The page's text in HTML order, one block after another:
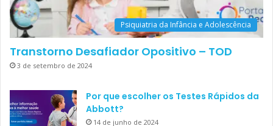
especialmente por ainda não haver clareza quanto aos
critérios diagnósticos utilizados nos estudos
observacionais. Entretanto, parece também haver uma
ampla variação de acordo com classes sociais e fatores
culturais. Um estudo americano fala em
jogadores entre 8 e 18 anos
alunos do nono ano escolar fala em 1,2%. Já um estudo
holandês encontrou uma prevalência de 5,5% entre
Psiquiatria da Infância e Adolescência
Transtorno Desafiador Opositivo – TOD
3 de setembro de 2024
Por que escolher os Testes Rápidos da
Abbott?
14 de junho de 2024